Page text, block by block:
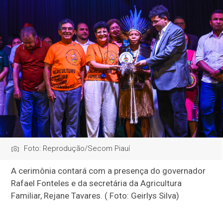
Foto: Reprodução/Secom Piauí
A cerimônia contará com a presença do governador
Rafael Fonteles e da secretária da Agricultura
Familiar, Rejane Tavares. ( Foto: Geirlys Silva)